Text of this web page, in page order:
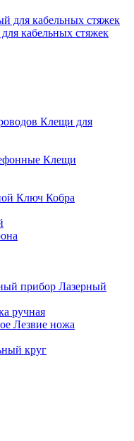
кабельных стяжек
Клещи для
Клещи
Ключ Кобра
Лазерный
ручная
Лезвие ножа
круг